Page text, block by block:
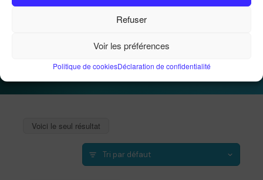
Refuser
Voir les préférences
Politique de cookiesDéclaration de confidentialité
Voici le seul résultat